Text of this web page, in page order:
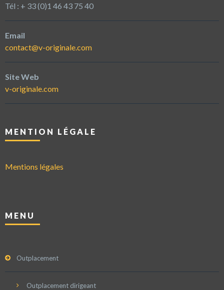
Tél : + 33 (0)1 46 43 75 40
Email
contact@v-originale.com
Site Web
v-originale.com
MENTION LÉGALE
Mentions légales
MENU
Outplacement
Outplacement dirigeant